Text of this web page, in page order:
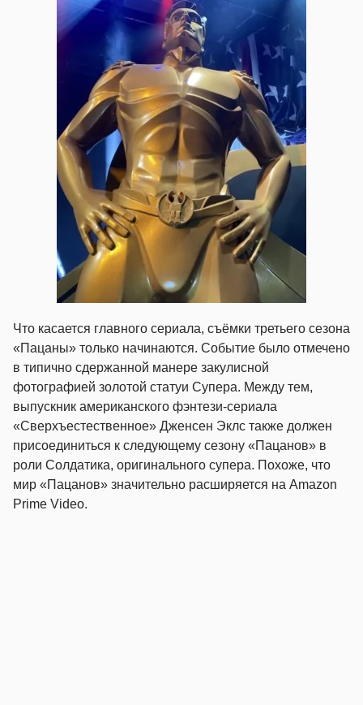
Что касается главного сериала, съёмки третьего сезона
«Пацаны» только начинаются. Событие было отмечено
в типично сдержанной манере закулисной
фотографией золотой статуи Супера. Между тем,
выпускник американского фэнтези-сериала
«Сверхъестественное» Дженсен Эклс также должен
присоединиться к следующему сезону «Пацанов» в
роли Солдатика, оригинального супера. Похоже, что
мир «Пацанов» значительно расширяется на Amazon
Prime Video.